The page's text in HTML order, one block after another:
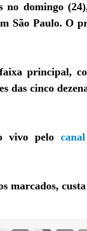
no domingo
São Paulo. O
principal,
das cinco
vivo pelo
marcados,